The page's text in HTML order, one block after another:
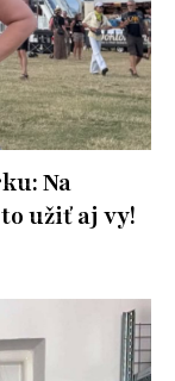
Na
užiť aj vy!